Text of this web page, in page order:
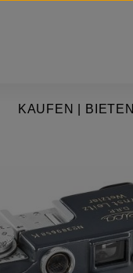
KAUFEN | BIETEN